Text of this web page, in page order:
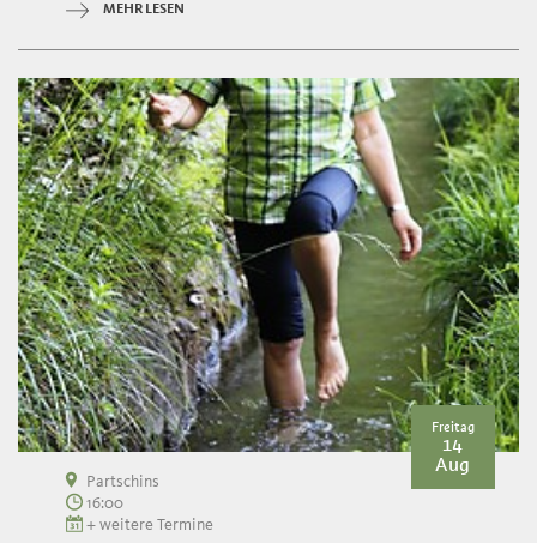
MEHR LESEN
Freitag
14
Aug
Partschins
16:00
+ weitere Termine